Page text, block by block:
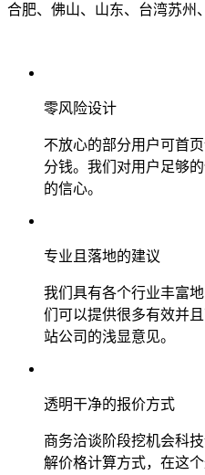
合肥、佛山、山东、台湾苏州
零风险设计
不放心的部分用户可首
分钱。我们对用户足够
的信心。
专业且落地的建议
我们具有各个行业丰富
们可以提供很多有效并
站公司的浅显意见。
透明干净的报价方式
商务洽谈阶段挖机会科
解价格计算方式，在这